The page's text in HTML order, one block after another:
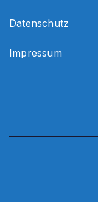
Datenschutz
Impressum